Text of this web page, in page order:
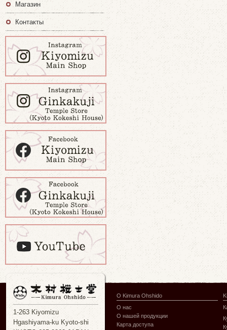
Магазин
Контакты
1-263 Kiyomizu
Hgashiyama-ku Kyoto-shi
О Kimura Ohshido
О нас
О нашей продукции
Карта доступа